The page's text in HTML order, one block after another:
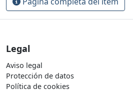
Legal
Aviso legal
Protección de datos
Política de cookies